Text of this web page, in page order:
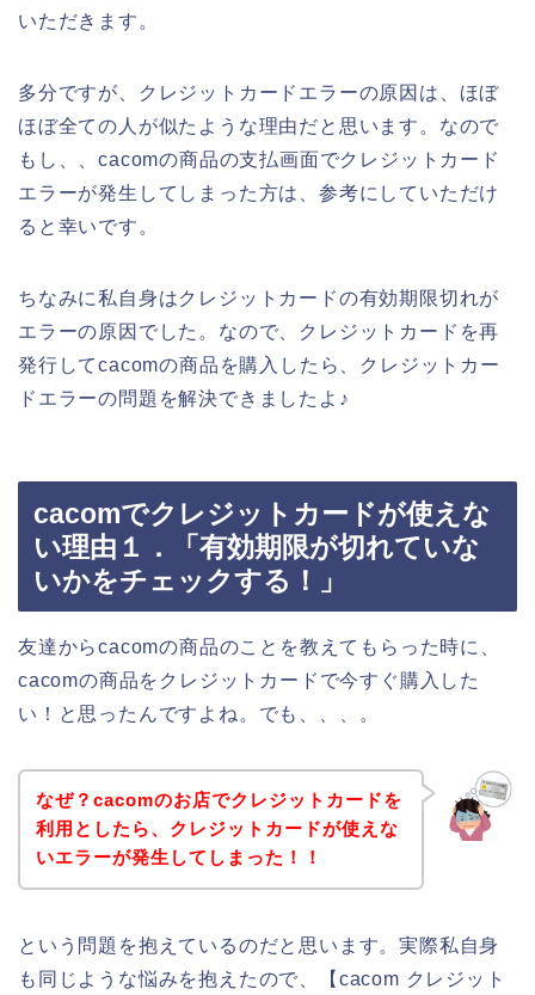
いただきます。
多分ですが、クレジットカードエラーの原因は、ほぼ
ほぼ全ての人が似たような理由だと思います。なので
もし、、cacomの商品の支払画面でクレジットカード
エラーが発生してしまった方は、参考にしていただけ
ると幸いです。
ちなみに私自身はクレジットカードの有効期限切れが
エラーの原因でした。なので、クレジットカードを再
発行してcacomの商品を購入したら、クレジットカー
ドエラーの問題を解決できましたよ♪
cacomでクレジットカードが使えな
い理由１．「有効期限が切れていな
いかをチェックする！」
友達からcacomの商品のことを教えてもらった時に、
cacomの商品をクレジットカードで今すぐ購入した
い！と思ったんですよね。でも、、、。
なぜ？cacomのお店でクレジットカードを
利用としたら、クレジットカードが使えな
いエラーが発生してしまった！！
という問題を抱えているのだと思います。実際私自身
も同じような悩みを抱えたので、【cacom クレジット